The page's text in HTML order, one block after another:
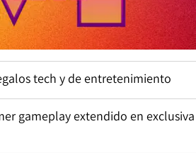
tech y de entretenimiento
gameplay extendido en exclusiva